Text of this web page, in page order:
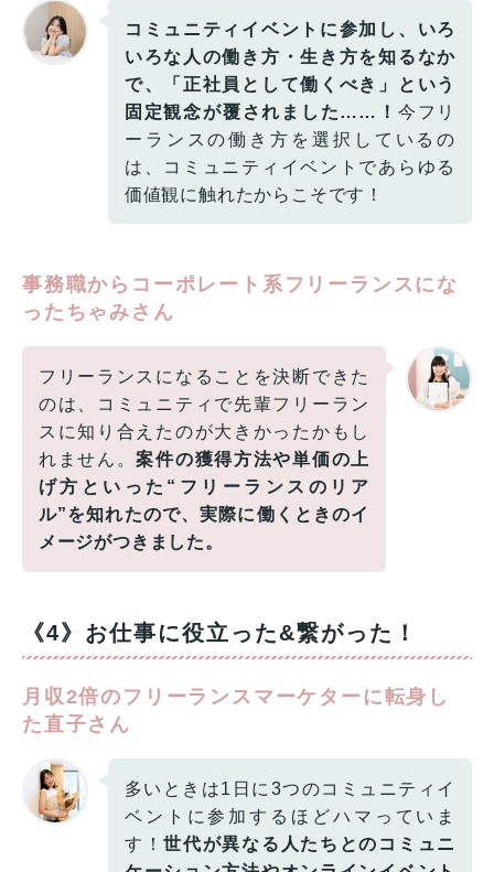
コミュニティイベントに参加し、いろ
いろな人の働き方・生き方を知るなか
で、「正社員として働くべき」という
固定観念が覆されました……！ 今フリ
ーランスの働き方を選択しているの
は、コミュニティイベントであらゆる
価値観に触れたからこそです！
事務職からコーポレート系フリーランスにな
ったちゃみさん
フリーランスになることを決断できた
のは、コミュニティで先輩フリーラン
スに知り合えたのが大きかったかもし
れません。案件の獲得方法や単価の上
げ方といった“フリーランスのリア
ル”を知れたので、実際に働くときのイ
メージがつきました。
《4》お仕事に役立った&繋がった！
月収2倍のフリーランスマーケターに転身し
た直子さん
多いときは1日に3つのコミュニティイ
ベントに参加するほどハマっていま
す！世代が異なる人たちとのコミュニ